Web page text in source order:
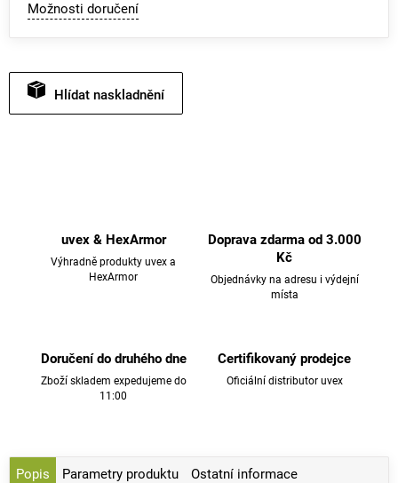
Možnosti doručení
Hlídat
uvex & HexArmor
Výhradně produkty uvex a
HexArmor
Doprava zdarma od 3.000
Kč
Objednávky na adresu i výdejní
místa
Doručení do druhého dne
Zboží skladem expedujeme do
11:00
Certifikovaný prodejce
Oficiální distributor uvex
Popis Parametry produktu Ostatní informace